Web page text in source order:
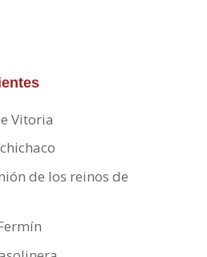
Vitoria
de los reinos de